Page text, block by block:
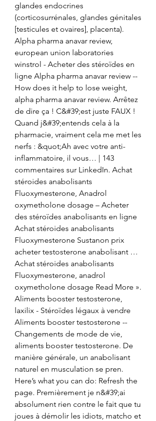
glandes endocrines
(corticosurrénales, glandes génitales
[testicules et ovaires], placenta).
Alpha pharma anavar review,
european union laboratories
winstrol - Acheter des stéroïdes en
ligne Alpha pharma anavar review --
How does it help to lose weight,
alpha pharma anavar review. Arrêtez
de dire ça ! C&#39;est juste FAUX !
Quand j&#39;entends cela à la
pharmacie, vraiment cela me met les
nerfs : &quot;Ah avec votre anti-
inflammatoire, il vous… | 143
commentaires sur LinkedIn. Achat
stéroides anabolisants
Fluoxymesterone, Anadrol
oxymetholone dosage – Acheter
des stéroïdes anabolisants en ligne
Achat stéroides anabolisants
Fluoxymesterone Sustanon prix
acheter testosterone anabolisant …
Achat stéroides anabolisants
Fluoxymesterone, anadrol
oxymetholone dosage Read More ».
Aliments booster testosterone,
laxilix - Stéroïdes légaux à vendre
Aliments booster testosterone --
Changements de mode de vie,
aliments booster testosterone. De
manière générale, un anabolisant
naturel en musculation se pren.
Here’s what you can do: Refresh the
page. Premièrement je n&#39;ai
absolument rien contre le fait que tu
joues à démolir les idiots, matcho et